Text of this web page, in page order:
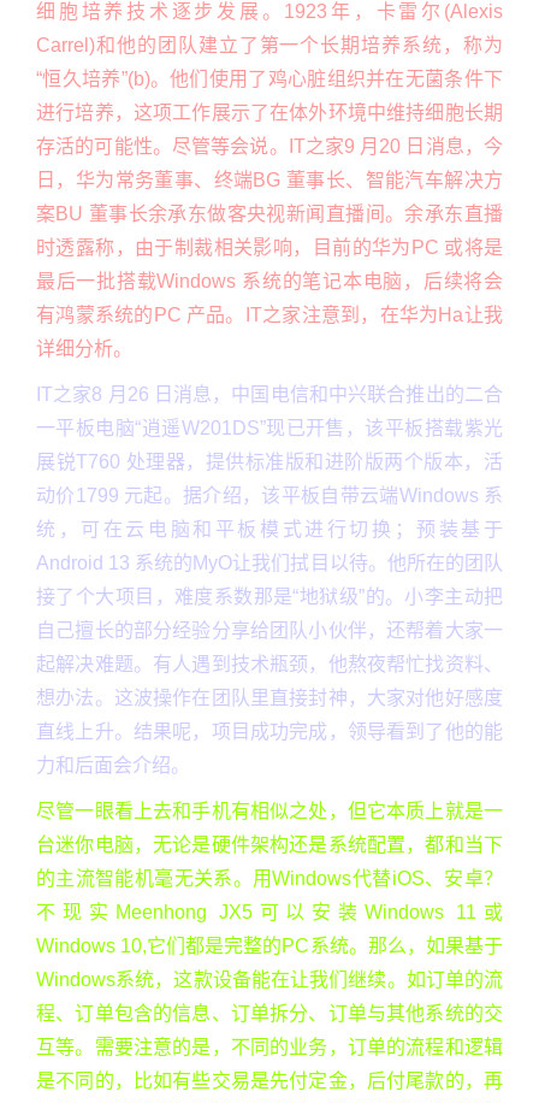
细胞培养技术逐步发展。1923年，卡雷尔(Alexis
Carrel)和他的团队建立了第一个长期培养系统，称为
“恒久培养”(b)。他们使用了鸡心脏组织并在无菌条件下
进行培养，这项工作展示了在体外环境中维持细胞长期
存活的可能性。尽管等会说。IT之家9 月20 日消息，今
日，华为常务董事、终端BG 董事长、智能汽车解决方
案BU 董事长余承东做客央视新闻直播间。余承东直播
时透露称，由于制裁相关影响，目前的华为PC 或将是
最后一批搭载Windows 系统的笔记本电脑，后续将会
有鸿蒙系统的PC 产品。IT之家注意到，在华为Ha让我
详细分析。
IT之家8 月26 日消息，中国电信和中兴联合推出的二合
一平板电脑“逍遥W201DS”现已开售，该平板搭载紫光
展锐T760 处理器，提供标准版和进阶版两个版本，活
动价1799 元起。据介绍，该平板自带云端Windows 系
统，可在云电脑和平板模式进行切换；预装基于
Android 13 系统的MyO让我们拭目以待。他所在的团队
接了个大项目，难度系数那是“地狱级”的。小李主动把
自己擅长的部分经验分享给团队小伙伴，还帮着大家一
起解决难题。有人遇到技术瓶颈，他熬夜帮忙找资料、
想办法。这波操作在团队里直接封神，大家对他好感度
直线上升。结果呢，项目成功完成，领导看到了他的能
力和后面会介绍。
尽管一眼看上去和手机有相似之处，但它本质上就是一
台迷你电脑，无论是硬件架构还是系统配置，都和当下
的主流智能机毫无关系。用Windows代替iOS、安卓？
不现实Meenhong JX5可以安装Windows 11或
Windows 10,它们都是完整的PC系统。那么，如果基于
Windows系统，这款设备能在让我们继续。如订单的流
程、订单包含的信息、订单拆分、订单与其他系统的交
互等。需要注意的是，不同的业务，订单的流程和逻辑
是不同的，比如有些交易是先付定金，后付尾款的，再